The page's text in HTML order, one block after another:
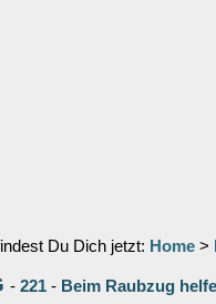
Du Dich jetzt: Home >
- 221 - Beim Raubzug